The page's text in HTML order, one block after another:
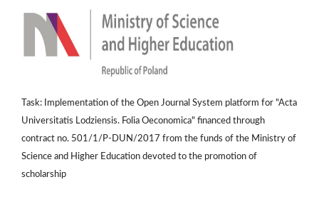
Task: Implementation of the Open Journal System platform for "Acta
Universitatis Lodziensis. Folia Oeconomica" financed through
contract no. 501/1/P-DUN/2017 from the funds of the Ministry of
Science and Higher Education devoted to the promotion of
scholarship